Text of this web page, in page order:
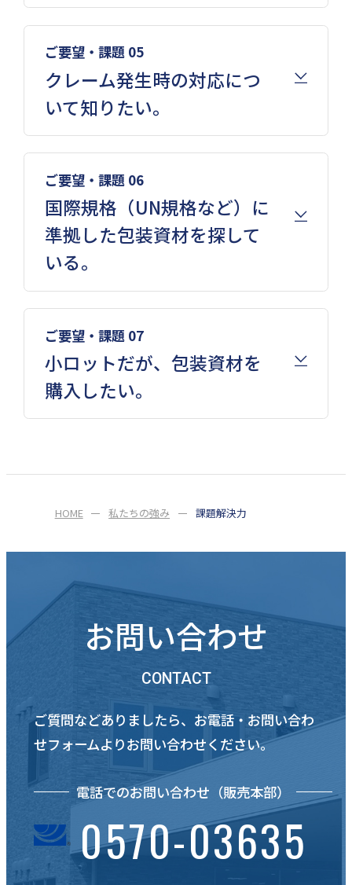
ご要望・課題 05
クレーム発生時の対応につ
いて知りたい。
ご要望・課題 06
国際規格（UN規格など）に
準拠した包装資材を探して
いる。
ご要望・課題 07
小ロットだが、包装資材を
購入したい。
HOME 私たちの強み 課題解決力
お問い合わせ
CONTACT
ご質問などありましたら、お電話・お問い合わ
せフォームよりお問い合わせください。
電話でのお問い合わせ（販売本部）
0570-03635